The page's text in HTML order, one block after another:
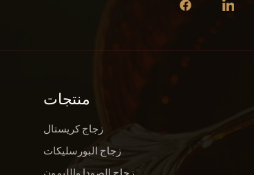
منتجات
زجاج كريستال
زجاج البورسليكات